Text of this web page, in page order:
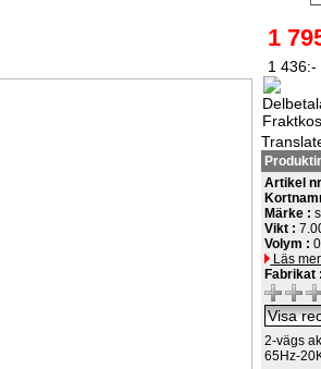
1
1 436:-
Artikel
Märke :
Vikt :
Volym :
Läs
Fabrikat
2-vägs
65Hz-